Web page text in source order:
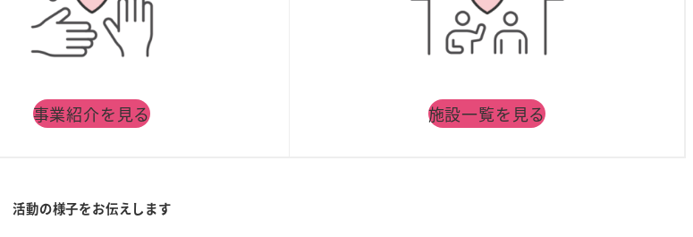
事業紹介を見る 施設一覧を見る
活動の様子をお伝えします